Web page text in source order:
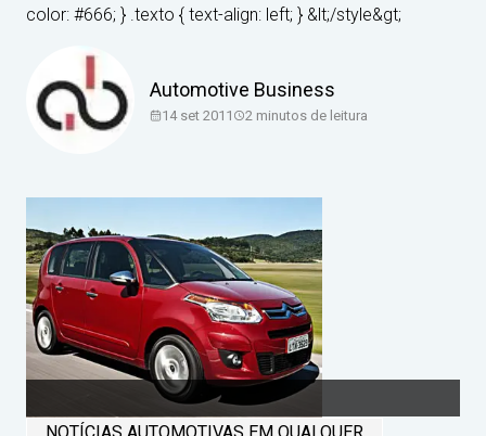
color: #666; } .texto { text-align: left; } &lt;/style&gt;
Automotive Business
14 set 2011 2 minutos de leitura